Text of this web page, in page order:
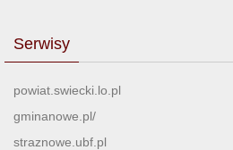
Serwisy
powiat.swiecki.lo.pl
gminanowe.pl/
straznowe.ubf.pl